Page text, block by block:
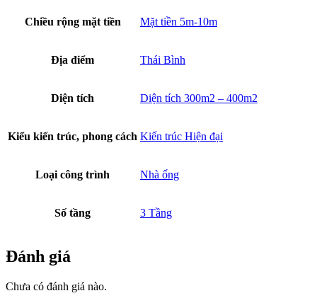
Chiều rộng mặt tiền Mặt tiền 5m-10m
Địa điểm Thái Bình
Diện tích Diện tích 300m2 – 400m2
Kiểu kiến trúc, phong cách Kiến trúc Hiện đại
Loại công trình Nhà ống
Số tầng 3 Tầng
Đánh giá
Chưa có đánh giá nào.